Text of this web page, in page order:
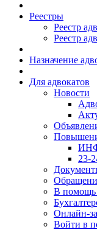
Реестры
Реестр
Реестр
Назначение
Для адвокатов
Новости
23-
В помощь
Онлайн-
Войти в